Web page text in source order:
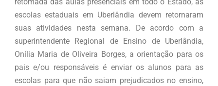
escolas estaduais em Uberlândia devem retornaram
suas atividades nesta semana. De acordo com a
superintendente Regional de Ensino de Uberlândia,
Onília Maria de Oliveira Borges, a orientação para os
pais e/ou responsáveis é enviar os alunos para as
escolas para que não saiam prejudicados no ensino,